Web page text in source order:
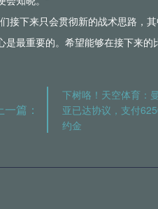
接下来只会贯彻新的战术思路，
是最重要的。希望能够在接下来的
一篇：
下树咯！天空体育：
亚已达协议，支付
约金